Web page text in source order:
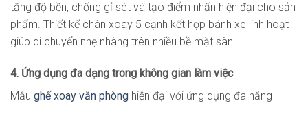
tăng độ bền, chống gỉ sét và tạo điểm nhấn hiện đại cho sản
phẩm. Thiết kế chân xoay 5 cạnh kết hợp bánh xe linh hoạt
giúp di chuyển nhẹ nhàng trên nhiều bề mặt sàn.
4. Ứng dụng đa dạng trong không gian làm việc
Mẫu ghế xoay văn phòng hiện đại với ứng dụng đa năng